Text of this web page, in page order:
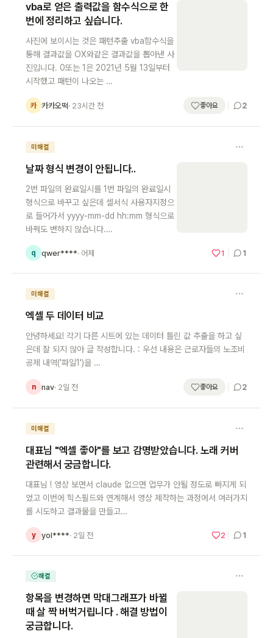
vba로 얻은 출력값을 함수식으로 한
번에 정리하고 싶습니다.
사진에 보이시는 것은 패턴추출 vba함수식을
통해 결과값을 OX와같은 결과값을 뽑아낸 사
진입니다. 0또는 1은 2021년 5월 13일부터
시작했고 패턴이 나오는 …
카 카카오떡· 23시간 전 좋아요 2
미해결
날짜 형식 변경이 안됩니다..
2번 파일의 완료일시를 1번 파일의 완료일시
형식으로 바꾸고 싶은데 셀서식 사용자지정으
로 들어가서 yyyy-mm-dd hh:mm 형식으로
바꿔도 변하지 않습니다.…
q qwer****· 어제 1 1
미해결
엑셀 두 데이터 비교
안녕하세요! 각기 다른 시트에 있는 데이터 틀린 값 추출을 하고 싶
은데 잘 되지 않아 글 작성합니다. : 우선 내용은 근로자들의 노조비
공제 내역('파일1')을 …
n nav· 2일 전 좋아요 2
미해결
대표님 "엑셀 좋아"를 보고 감명받았습니다. 노래 커버
관련해서 궁금합니다.
대표님 ! 영상 보면서 claude 없으면 업무가 안될 정도로 빠지게 되
었고 이번에 힉스필드와 연계해서 영상 제작하는 과정에서 여러가지
를 시도하고 결과물을 만들고…
y yol****· 2일 전 2 1
해결
항목을 변경하면 막대그래프가 바뀔
때 살 짝 버벅거립니다 . 해결 방법이
궁금합니다.